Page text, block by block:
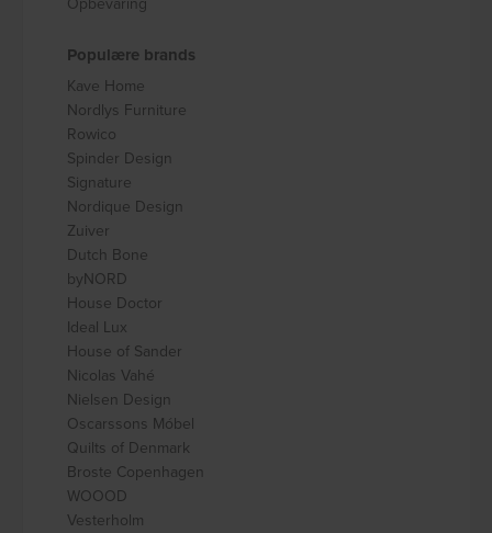
Populære brands
Kave Home
Nordlys Furniture
Rowico
Spinder Design
Signature
Nordique Design
Zuiver
Dutch Bone
byNORD
House Doctor
Ideal Lux
House of Sander
Nicolas Vahé
Nielsen Design
Oscarssons Móbel
Quilts of Denmark
Broste Copenhagen
WOOOD
Vesterholm